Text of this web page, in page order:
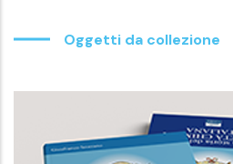
Oggetti da collezione